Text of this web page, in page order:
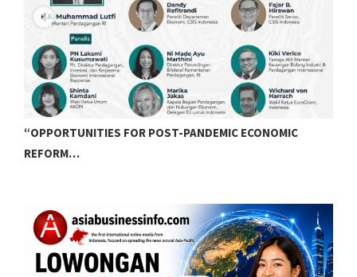
“OPPORTUNITIES FOR POST-PANDEMIC ECONOMIC
REFORM…